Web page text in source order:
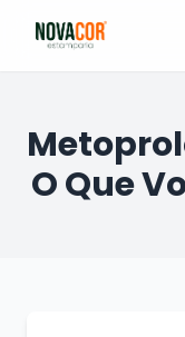
para
Catálogo
O Que